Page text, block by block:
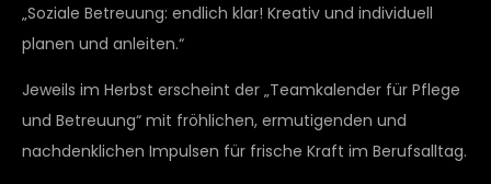
„Soziale Betreuung: endlich klar! Kreativ und individuell
planen und anleiten.“
Jeweils im Herbst erscheint der „Teamkalender für Pflege
und Betreuung“ mit fröhlichen, ermutigenden und
nachdenklichen Impulsen für frische Kraft im Berufsalltag.